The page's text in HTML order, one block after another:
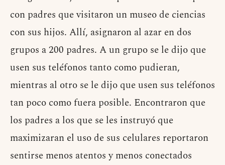
con padres que visitaron un museo de ciencias
con sus hijos. Allí, asignaron al azar en dos
grupos a 200 padres. A un grupo se le dijo que
usen sus teléfonos tanto como pudieran,
mientras al otro se le dijo que usen sus teléfonos
tan poco como fuera posible. Encontraron que
los padres a los que se les instruyó que
maximizaran el uso de sus celulares reportaron
sentirse menos atentos y menos conectados